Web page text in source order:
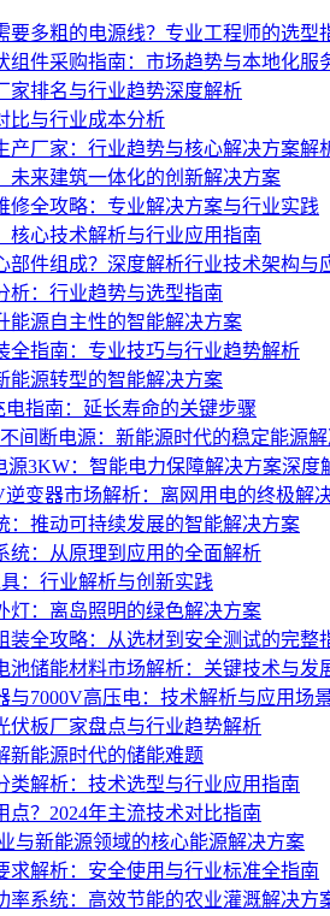
要多粗的电源线？专业工程师的选型
组件采购指南：市场趋势与本地化服
家排名与行业趋势深度解析
比与行业成本分析
产厂家：行业趋势与核心解决方案解
未来建筑一体化的创新解决方案
修全攻略：专业解决方案与行业实践
核心技术解析与行业应用指南
部件组成？深度解析行业技术架构与
析：行业趋势与选型指南
能源自主性的智能解决方案
全指南：专业技巧与行业趋势解析
能源转型的智能解决方案
指南：延长寿命的关键步骤
间断电源：新能源时代的稳定能源
源3KW：智能电力保障解决方案深度
逆变器市场解析：离网用电的终极解
：推动可持续发展的智能解决方案
统：从原理到应用的全面解析
：行业解析与创新实践
灯：离岛照明的绿色解决方案
装全攻略：从选材到安全测试的完整
池储能材料市场解析：关键技术与发
与7000V高压电：技术解析与应用场
伏板厂家盘点与行业趋势解析
新能源时代的储能难题
类解析：技术选型与行业应用指南
点？2024年主流技术对比指南
与新能源领域的核心能源解决方案
求解析：安全使用与行业标准全指南
率系统：高效节能的农业灌溉解决方